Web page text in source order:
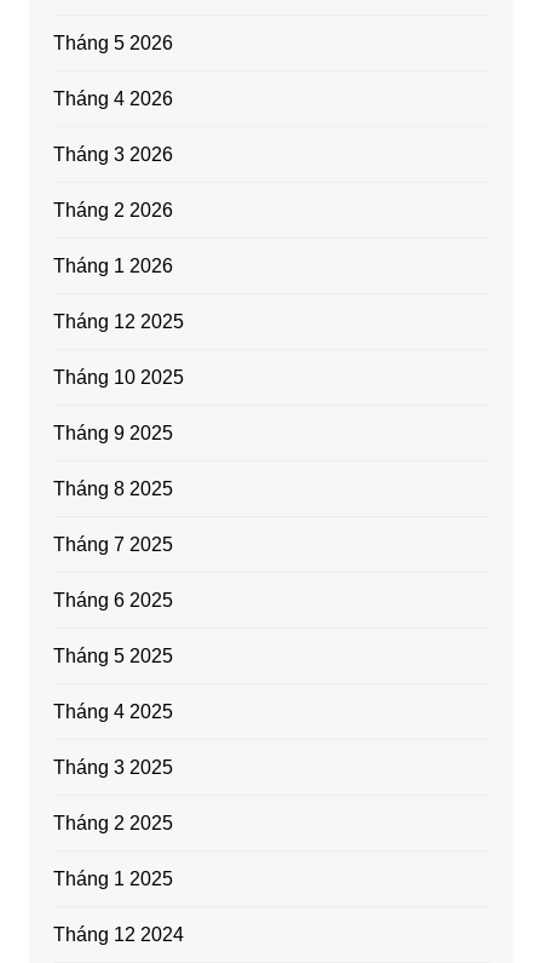
Tháng 5 2026
Tháng 4 2026
Tháng 3 2026
Tháng 2 2026
Tháng 1 2026
Tháng 12 2025
Tháng 10 2025
Tháng 9 2025
Tháng 8 2025
Tháng 7 2025
Tháng 6 2025
Tháng 5 2025
Tháng 4 2025
Tháng 3 2025
Tháng 2 2025
Tháng 1 2025
Tháng 12 2024